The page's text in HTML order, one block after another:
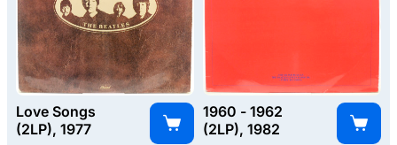
Love Songs
(2LP), 1977
1960 - 1962
(2LP), 1982